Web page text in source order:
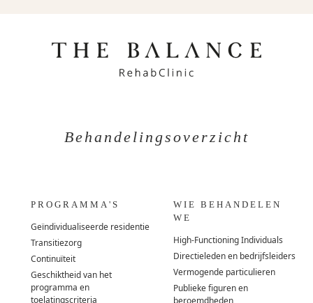
Behandelingsoverzicht
PROGRAMMA'S
Geïndividualiseerde residentie
Transitiezorg
Continuïteit
Geschiktheid van het
programma en
toelatingscriteria
WIE BEHANDELEN
WE
High-Functioning Individuals
Directieleden en bedrijfsleiders
Vermogende particulieren
Publieke figuren en